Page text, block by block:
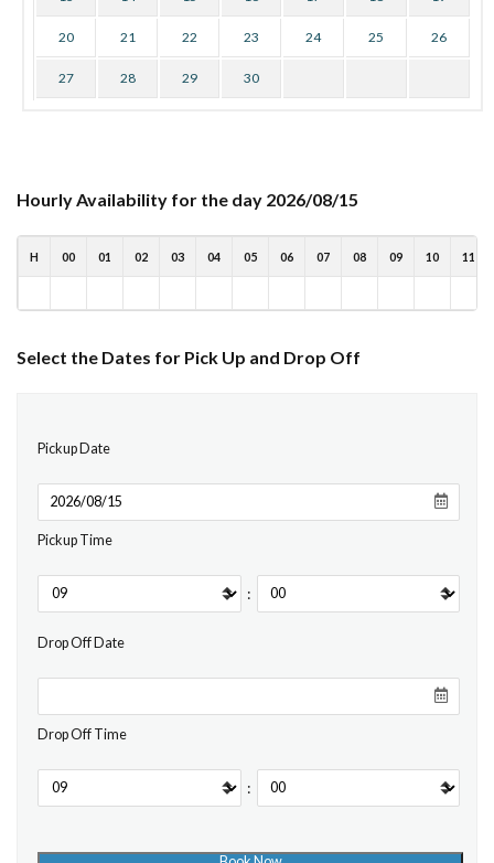
20 21 22 23 24 25 26
27 28 29 30
Hourly Availability for the day 2026/08/15
H 00 01 02 03 04 05 06 07 08 09 10 11
Select the Dates for Pick Up and Drop Off
Pickup Date
Pickup Time
:
Drop Off Date
Drop Off Time
: